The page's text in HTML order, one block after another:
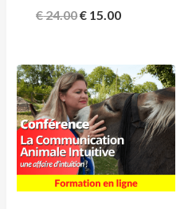
€24.00€ 15.00